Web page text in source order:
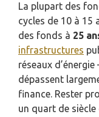
La plupart des
cycles de 10 à 15
des fonds à 25
infrastructures
réseaux
dépassent
finance. Rester
un quart de